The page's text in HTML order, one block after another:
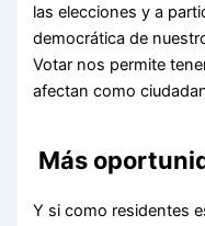
las elecciones y a
democrática de
Votar nos permite
afectan como
Más
Y si como residentes